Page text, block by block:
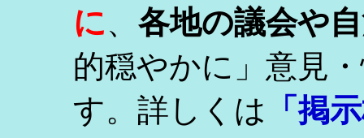
に、 各地の議会や
的穏やかに」意見
す。詳しくは
「掲